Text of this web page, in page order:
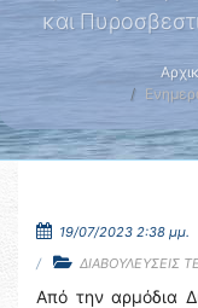
και
19/07/2023 2:38 μμ.
ΔΙΑΒΟΥΛΕΥΣΕΙΣ
Από την αρμόδια